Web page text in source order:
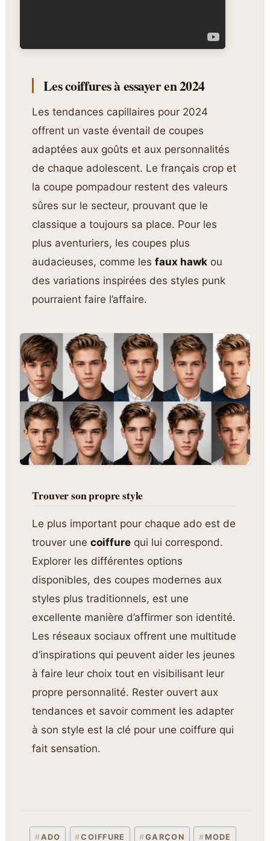
Les coiffures à essayer en 2024
Les tendances capillaires pour 2024
offrent un vaste éventail de coupes
adaptées aux goûts et aux personnalités
de chaque adolescent. Le français crop et
la coupe pompadour restent des valeurs
sûres sur le secteur, prouvant que le
classique a toujours sa place. Pour les
plus aventuriers, les coupes plus
audacieuses, comme lesfaux hawk ou
des variations inspirées des styles punk
pourraient faire l’affaire.
Trouver son propre style
Le plus important pour chaque ado est de
trouver unecoiffure qui lui correspond.
Explorer les différentes options
disponibles, des coupes modernes aux
styles plus traditionnels, est une
excellente manière d’affirmer son identité.
Les réseaux sociaux offrent une multitude
d’inspirations qui peuvent aider les jeunes
à faire leur choix tout en visibilisant leur
propre personnalité. Rester ouvert aux
tendances et savoir comment les adapter
à son style est la clé pour une coiffure qui
fait sensation.
#ADO #COIFFURE #GARÇON # MODE